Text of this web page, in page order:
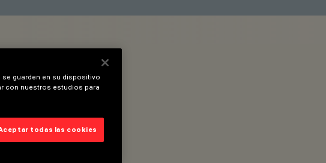
guarden en su dispositivo
con nuestros estudios para
todas las cookies